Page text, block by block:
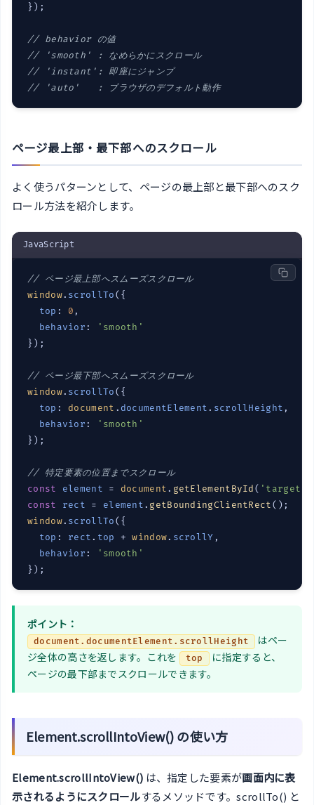
});
// behavior の値
// 'smooth' : なめらかにスクロール
// 'instant': 即座にジャンプ
// 'auto'   : ブラウザのデフォルト動作
ページ最上部・最下部へのスクロール
よく使うパターンとして、ページの最上部と最下部へのスク
ロール方法を紹介します。
JavaScript
// ページ最上部へスムーズスクロール
window. scrollTo({
top : 0 ,
behavior :
'smooth'
});
// ページ最下部へスムーズスクロール
window. scrollTo({
top : document . documentElement. scrollHeight ,
behavior :
'smooth'
});
// 特定要素の位置までスクロール
const
element = document. getElementById( 'target'
const
rect = element. getBoundingClientRect
window. scrollTo({
top : rect. top + window. scrollY ,
behavior :
'smooth'
});
ポイント：
document.documentElement.scrollHeight
はペー
ジ全体の高さを返します。これを
top
に指定すると、
ページの最下部までスクロールできます。
Element.scrollIntoView() の使い方
Element.scrollIntoView() は、指定した要素が画面内に表
示されるようにスクロールするメソッドです。scrollTo() と